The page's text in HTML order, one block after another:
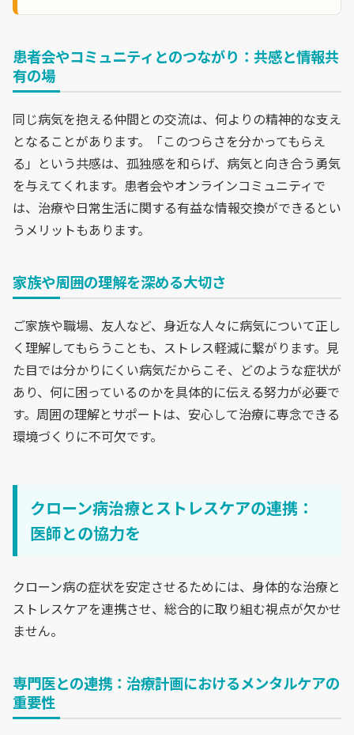
患者会やコミュニティとのつながり：共感と情報共
有の場
同じ病気を抱える仲間との交流は、何よりの精神的な支え
となることがあります。「このつらさを分かってもらえ
る」という共感は、孤独感を和らげ、病気と向き合う勇気
を与えてくれます。患者会やオンラインコミュニティで
は、治療や日常生活に関する有益な情報交換ができるとい
うメリットもあります。
家族や周囲の理解を深める大切さ
ご家族や職場、友人など、身近な人々に病気について正し
く理解してもらうことも、ストレス軽減に繋がります。見
た目では分かりにくい病気だからこそ、どのような症状が
あり、何に困っているのかを具体的に伝える努力が必要で
す。周囲の理解とサポートは、安心して治療に専念できる
環境づくりに不可欠です。
クローン病治療とストレスケアの連携：
医師との協力を
クローン病の症状を安定させるためには、身体的な治療と
ストレスケアを連携させ、総合的に取り組む視点が欠かせ
ません。
専門医との連携：治療計画におけるメンタルケアの
重要性